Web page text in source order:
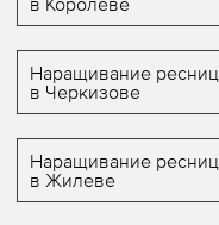
Наращивание ресниц
в Черкизове
Наращивание ресниц
в Жилеве